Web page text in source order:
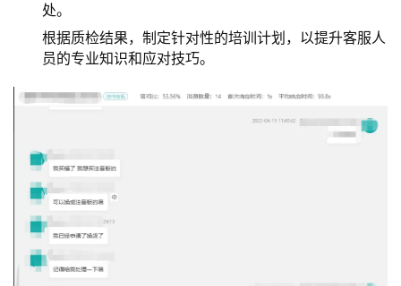
处。
根据质检结果，制定针对性的培训计划，以提升客服人
员的专业知识和应对技巧。